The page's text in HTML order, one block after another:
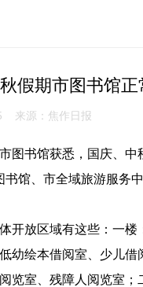
假期市图书馆正
来源：焦作日报
书馆获悉，国庆、中
书馆、市全域旅游服务
放区域有这些：一楼
幼绘本借阅室、少儿借
览室、残障人阅览室；